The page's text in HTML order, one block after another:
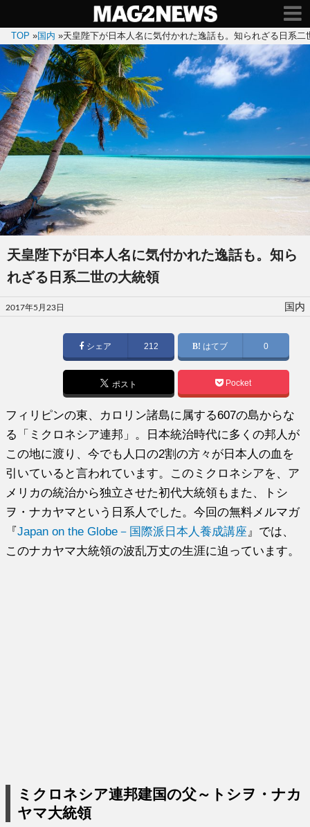
TOP »国内 »天皇陛下が日本人名に気付かれた逸話も。知られざる日系二
天皇陛下が日本人名に気付かれた逸話も。知ら
れざる日系二世の大統領
投
稿
2017年5月23日 国内
シェア 212 はてブ 0
ポスト Pocket
フィリピンの東、カロリン諸島に属する607の島からな
る「ミクロネシア連邦」。日本統治時代に多くの邦人が
この地に渡り、今でも人口の2割の方々が日本人の血を
引いていると言われています。このミクロネシアを、ア
メリカの統治から独立させた初代大統領もまた、トシ
ヲ・ナカヤマという日系人でした。今回の無料メルマガ
『Japan on the Globe－国際派日本人養成講座 』では、
このナカヤマ大統領の波乱万丈の生涯に迫っています。
ミクロネシア連邦建国の父～トシヲ・ナカ
ヤマ大統領